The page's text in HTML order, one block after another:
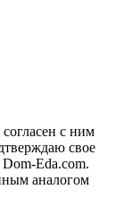
согласен с ним
свое
Dom-Eda.com.
аналогом